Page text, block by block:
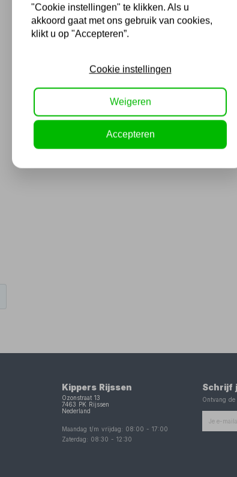
Kippers Rijssen
Ozonstraat 13
7463 PK
Rijssen
Nederland
Maandag t/m vrijdag: 08:00 -17:00
Zaterdag: 08:30 -12:30
Schrijf
Ontvang
"Cookie instellingen" te klikken. Als u
akkoord gaat met ons gebruik van cookies,
klikt u op "Accepteren”.
Cookie instellingen
Weigeren
Accepteren